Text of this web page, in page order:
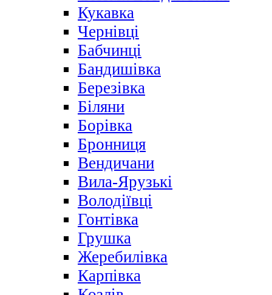
Кукавка
Чернівці
Бабчинці
Бандишівка
Березівка
Біляни
Борівка
Бронниця
Вендичани
Вила-Ярузькі
Володіївці
Гонтівка
Грушка
Жеребилівка
Карпівка